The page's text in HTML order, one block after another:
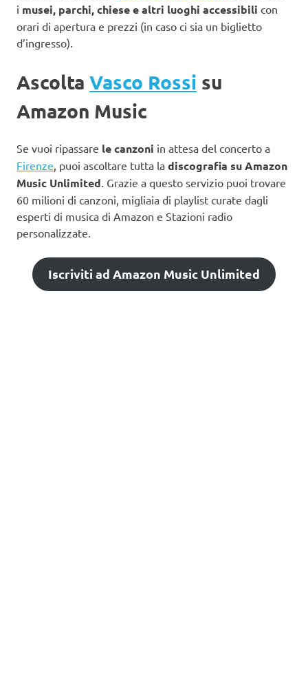
i musei, parchi, chiese e altri luoghi accessibili con
orari di apertura e prezzi (in caso ci sia un biglietto
d’ingresso).
Ascolta Vasco Rossi su
Amazon Music
Se vuoi ripassare le canzoni in attesa del concerto a
Firenze , puoi ascoltare tutta la discografia su Amazon
Music Unlimited . Grazie a questo servizio puoi trovare
60 milioni di canzoni, migliaia di playlist curate dagli
esperti di musica di Amazon e Stazioni radio
personalizzate.
Iscriviti ad Amazon Music Unlimited